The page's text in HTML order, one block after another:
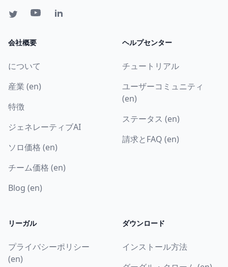
会社概要
について
産業 (en)
特徴
ジェネレーティブAI
ソロ価格 (en)
チーム価格 (en)
Blog (en)
ヘルプセンター
チュートリアル
ユーザーコミュニティ
(en)
ステータス (en)
請求とFAQ (en)
リーガル
プライバシーポリシー
(en)
ダウンロード
インストール方法